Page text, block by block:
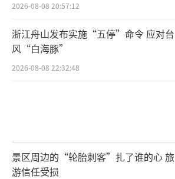
2026-08-08 20:57:12
浙江舟山发布实施“五停”命令 应对台
风“白海豚”
2026-08-08 22:32:48
景区周边的“轮胎刺客”扎了谁的心 旅
游信任受损